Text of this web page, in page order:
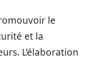
le
et la
L’élaboration